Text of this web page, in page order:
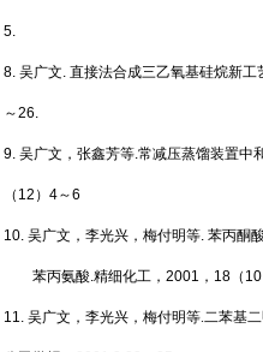
5.
8.吴广文 .直接法合成三乙氧基硅烷新工
～26.
9.吴广文，张鑫芳等 .常减压蒸馏装置中
（ 12 ）4～6
10.吴广文，李光兴，梅付明等 .苯丙酮
苯丙氨酸 .精细化工，2001 ， 18 （ 10
11.吴广文，李光兴，梅付明等 二苯基